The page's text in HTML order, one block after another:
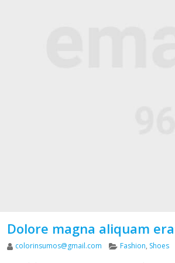
Dolore magna aliquam
Author
colorinsumos@gmail.com Categories
Fashion, Shoes